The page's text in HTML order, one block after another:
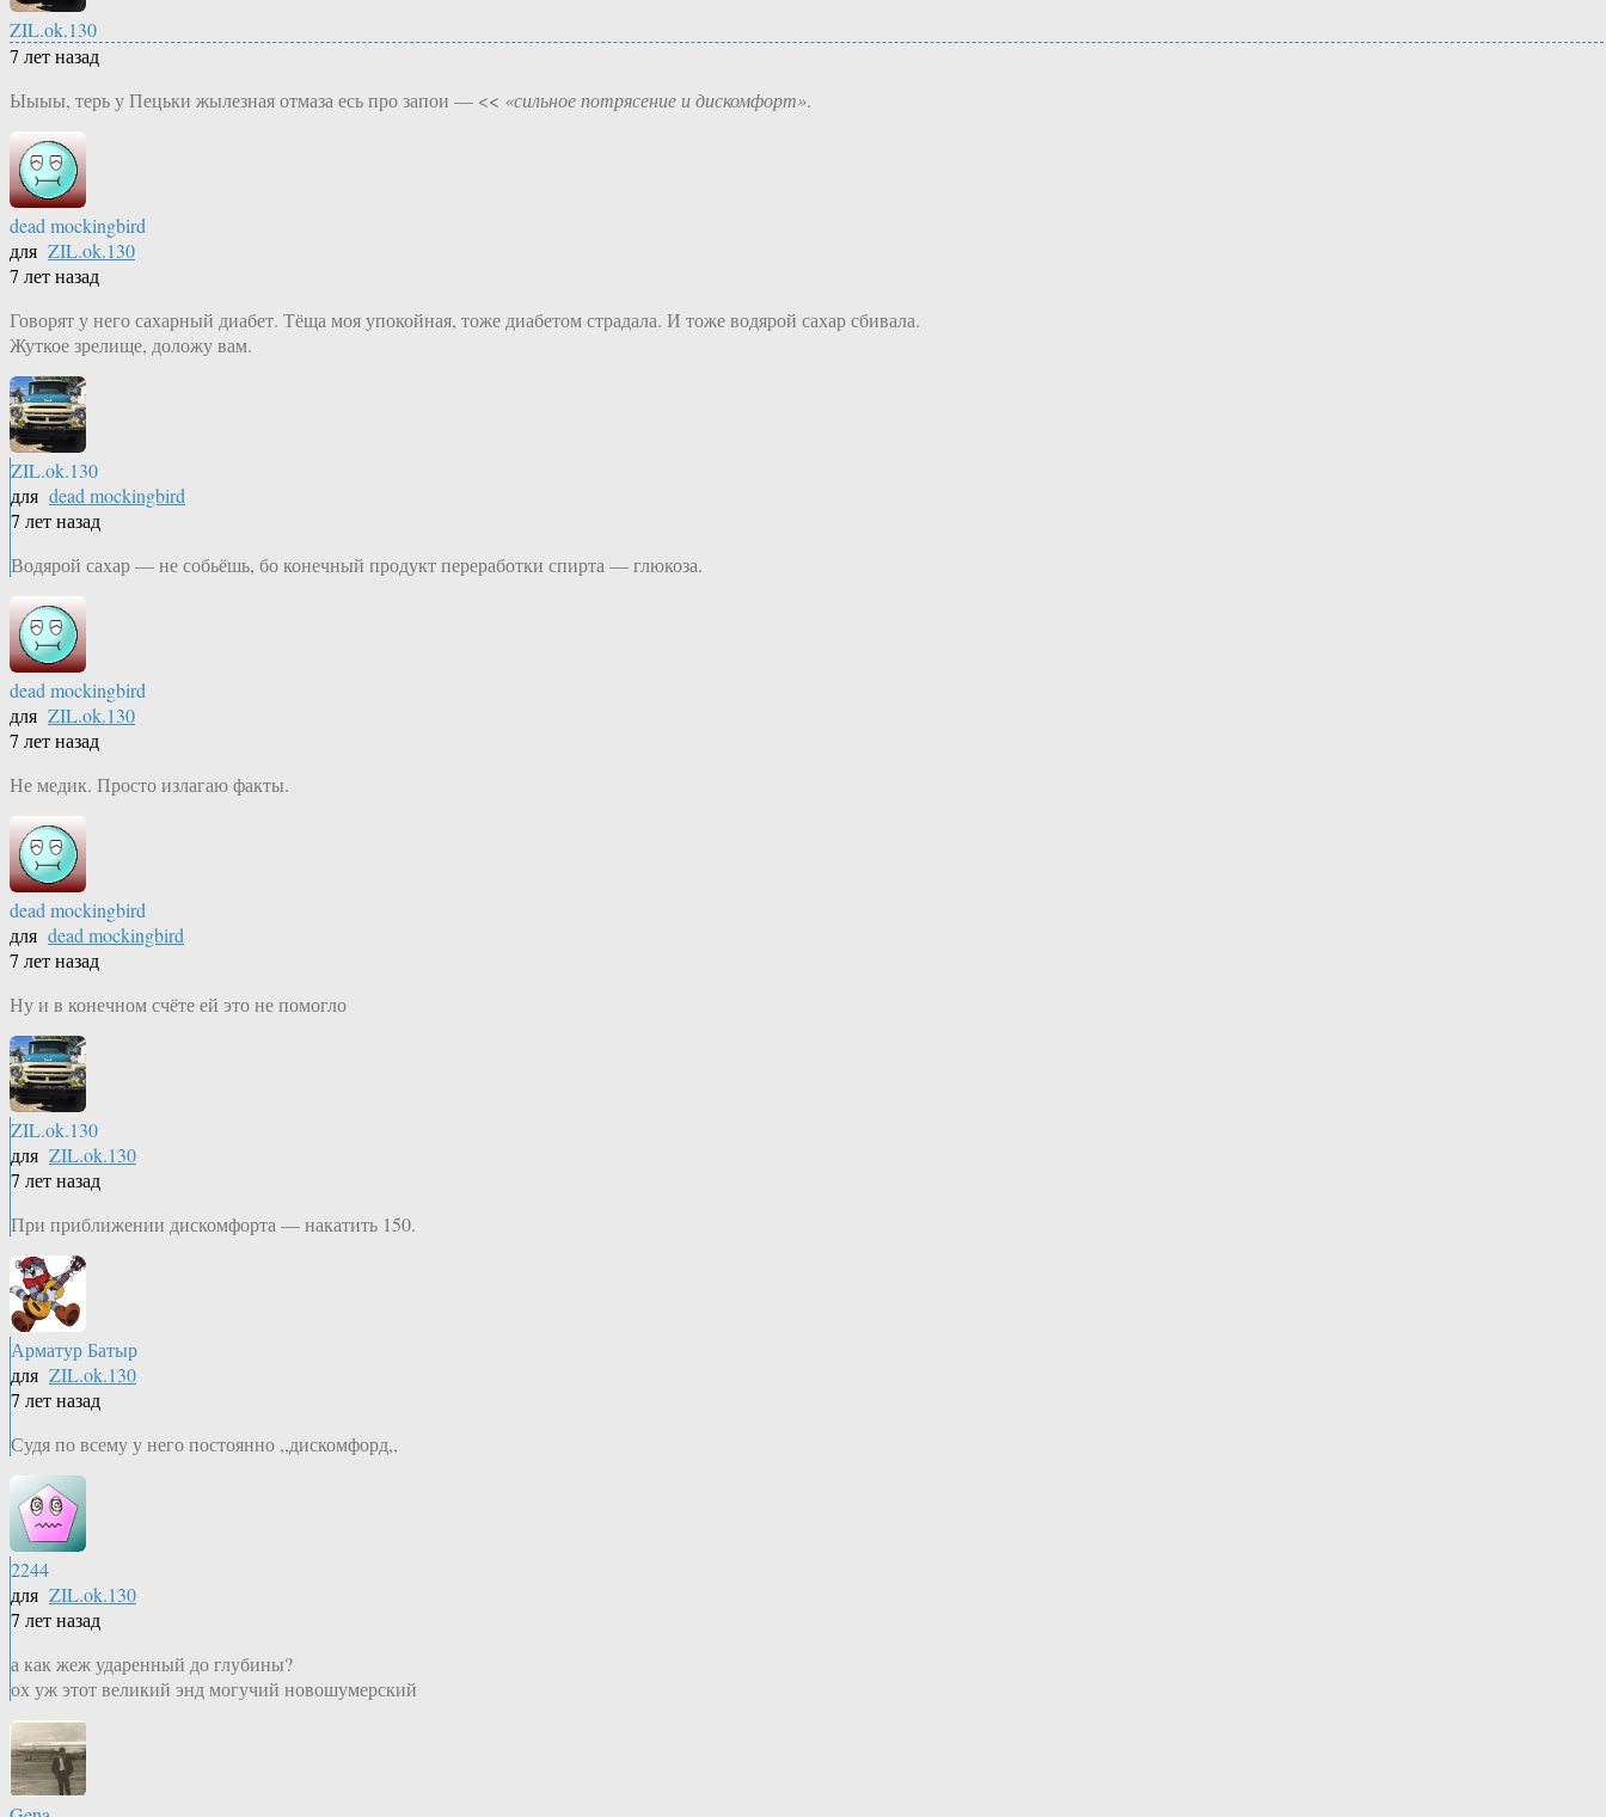
ZIL.ok.130
7 лет назад
Ыыыы, терь у Пецьки жылезная отмаза есь про запои — << «сильное потрясение и дискомфорт».
dead mockingbird
для ZIL.ok.130
7 лет назад
Говорят у него сахарный диабет. Тёща моя упокойная, тоже диабетом страдала. И тоже водярой сахар сбивала.
Жуткое зрелище, доложу вам.
ZIL.ok.130
для dead mockingbird
7 лет назад
Водярой сахар — не собьёшь, бо конечный продукт переработки спирта — глюкоза.
dead mockingbird
для ZIL.ok.130
7 лет назад
Не медик. Просто излагаю факты.
dead mockingbird
для dead mockingbird
7 лет назад
Ну и в конечном счёте ей это не помогло
ZIL.ok.130
для ZIL.ok.130
7 лет назад
При приближении дискомфорта — накатить 150.
Арматур Батыр
для ZIL.ok.130
7 лет назад
Судя по всему у него постоянно ,,дискомфорд,,
2244
для ZIL.ok.130
7 лет назад
а как жеж ударенный до глубины?
ох уж этот великий энд могучий новошумерский